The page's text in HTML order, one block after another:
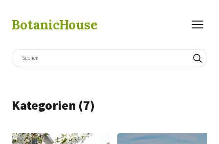
BotanicHouse
Kategorien (7)